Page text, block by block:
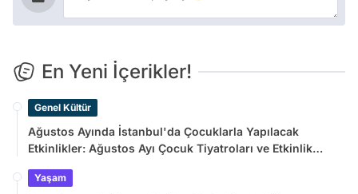
En Yeni İçerikler!
Genel Kültür
Ağustos Ayında İstanbul'da Çocuklarla Yapılacak
Etkinlikler: Ağustos Ayı Çocuk Tiyatroları ve Etkinlik
Yaşam